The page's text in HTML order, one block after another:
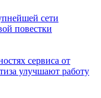
сети
повестки
сервиса от
улучшают работу